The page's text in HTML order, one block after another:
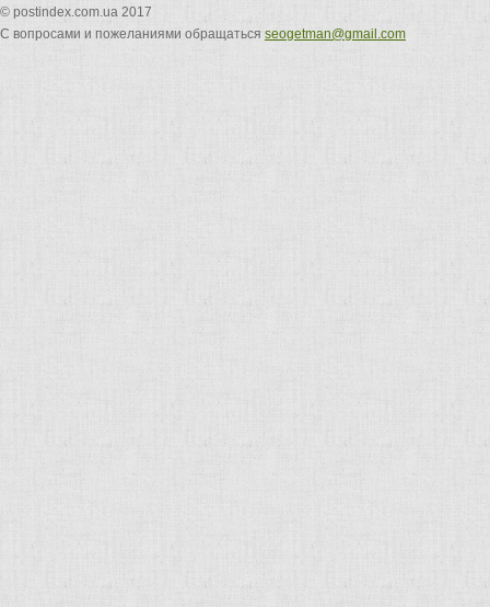
© postindex.com.ua 2017
С вопросами и пожеланиями обращаться seogetman@gmail.com